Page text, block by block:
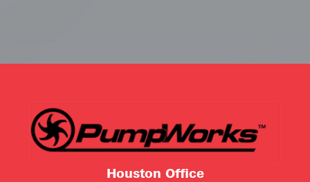
Houston Office